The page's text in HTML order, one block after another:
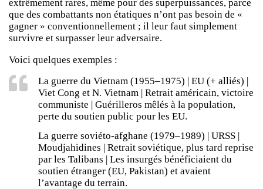
extrêmement rares, même pour des superpuissances, parce
que des combattants non étatiques n’ont pas besoin de «
gagner » conventionnellement ; il leur faut simplement
survivre et surpasser leur adversaire.
Voici quelques exemples :
La guerre du Vietnam (1955–1975) | EU (+ alliés) |
Viet Cong et N. Vietnam | Retrait américain, victoire
communiste | Guérilleros mêlés à la population,
perte du soutien public pour les EU.
La guerre soviéto-afghane (1979–1989) | URSS |
Moudjahidines | Retrait soviétique, plus tard reprise
par les Talibans | Les insurgés bénéficiaient du
soutien étranger (EU, Pakistan) et avaient
l’avantage du terrain.